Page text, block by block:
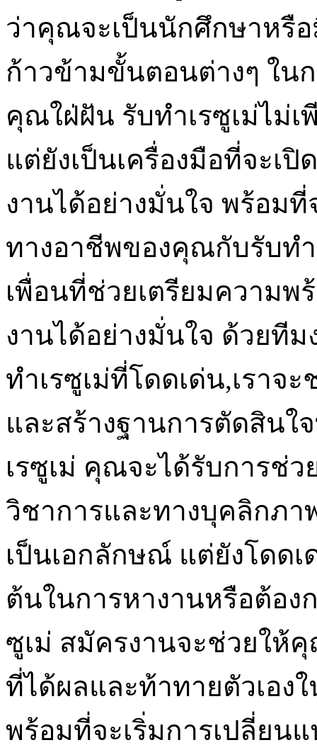
ว่าคุณจะเป็นนักศึกษาหรื
ก้าวข้ามขั้นตอนต่างๆ ใน
คุณใฝ่ฝัน รับทำเรซูเม่ไม่เ
แต่ยังเป็นเครื่องมือที่จะเ
งานได้อย่างมั่นใจ พร้อม
ทางอาชีพของคุณกับรับทำ
เพื่อนที่ช่วยเตรียมความพ
งานได้อย่างมั่นใจ ด้วยที
ทำเรซูเม่ที่โดดเด่น,เรา
และสร้างฐานการตัดสินใ
เรซูเม่ คุณจะได้รับการช่ว
วิชาการและทางบุคลิกภา
เป็นเอกลักษณ์ แต่ยังโดด
ต้นในการหางานหรือต้อง
ซูเม่ สมัครงานจะช่วยให้
ที่ได้ผลและท้าทายตัวเอ
พร้อมที่จะเริ่มการเปลี่ยน